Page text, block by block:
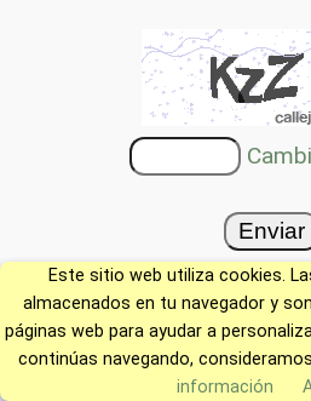
Este sitio web utiliza cookies.
almacenados en tu navegador y
páginas web para ayudar a
continúas navegando,
información